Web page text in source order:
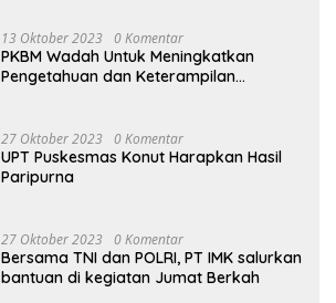
13 Oktober 2023 0 Komentar
PKBM Wadah Untuk Meningkatkan
Pengetahuan dan Keterampilan
27 Oktober 2023 0 Komentar
UPT Puskesmas Konut Harapkan Hasil
Paripurna
27 Oktober 2023 0 Komentar
Bersama TNI dan POLRI, PT IMK salurkan
bantuan di kegiatan Jumat Berkah